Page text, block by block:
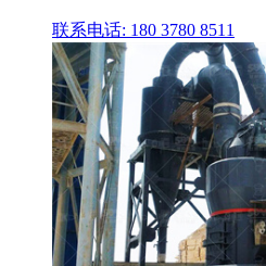
联系电话: 180 3780 8511